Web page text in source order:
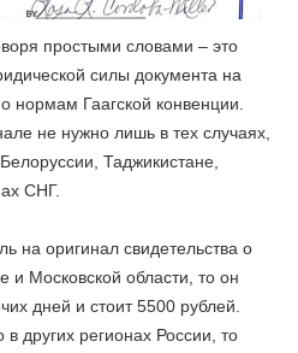
простыми словами – это
силы документа на
нормам Гаагской конвенции.
не нужно лишь в тех случаях,
Таджикистане,
СНГ.
на оригинал свидетельства о
и Московской области, то он
дней и стоит 5500 рублей.
других регионах России, то